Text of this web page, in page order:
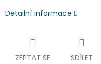
Detailní informace
ZEPTAT SE SDÍLET